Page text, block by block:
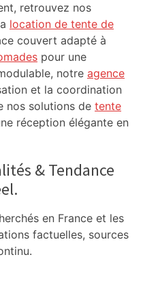
retrouvez nos
location de tente de
couvert adapté à
pour une
notre agence
et la coordination
nos solutions de tente
réception élégante en
& Tendance
en France et les
factuelles, sources